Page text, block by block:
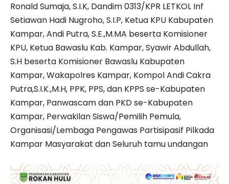
Ronald Sumaja, S.I.K, Dandim 0313/KPR LETKOL Inf
Setiawan Hadi Nugroho, S.I.P, Ketua KPU Kabupaten
Kampar, Andi Putra, S.E.,M.MA beserta Komisioner
KPU, Ketua Bawaslu Kab. Kampar, Syawir Abdullah,
S.H beserta Komisioner Bawaslu Kabupaten
Kampar, Wakapolres Kampar, Kompol Andi Cakra
Putra,S.I.K.,M.H, PPK, PPS, dan KPPS se-Kabupaten
Kampar, Panwascam dan PKD se-Kabupaten
Kampar, Perwakilan Siswa/Pemilih Pemula,
Organisasi/Lembaga Pengawas Partisipasif Pilkada
Kampar Masyarakat dan Seluruh tamu undangan